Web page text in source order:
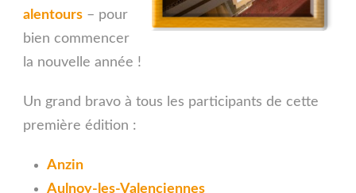
alentours – pour
bien commencer
la nouvelle année !
Un grand bravo à tous les participants de cette
première édition :
Anzin
Aulnoy-les-Valenciennes